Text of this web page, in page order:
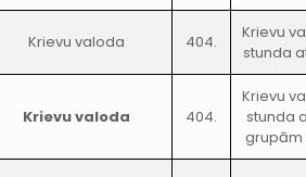
Krievu valoda 404.
Krievu
stunda
Krievu valoda 404.
Krievu
stunda
grupām